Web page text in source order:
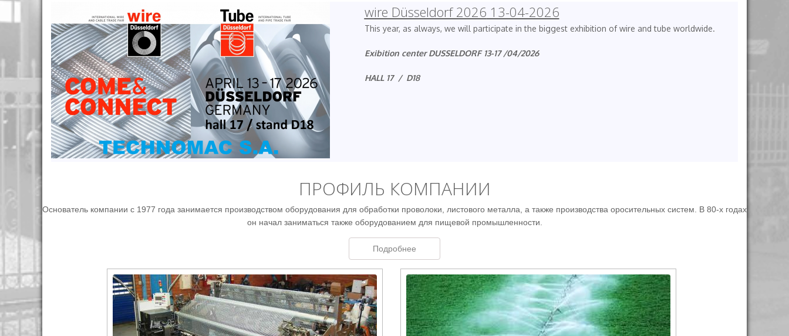
wire Düsseldorf 2026 13-04-2026
This year, as always, we will participate in the biggest exhibition of wire and tube worldwide.
Exibition center DUSSELDORF 13-17 /04/2026
HALL 17 / D18
ПРОФИЛЬ КОМПАНИИ
Основатель компании с 1977 года занимается производством оборудования для обработки проволоки, листового металла, а также производства оросительных систем. В 80-х годах
он начал заниматься также оборудованием для пищевой промышленности.
Подробнее